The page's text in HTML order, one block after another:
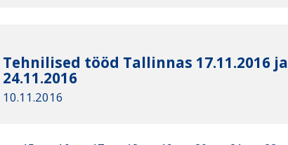
Tehnilised tööd Tallinnas 17.11.2016 ja
24.11.2016
10.11.2016